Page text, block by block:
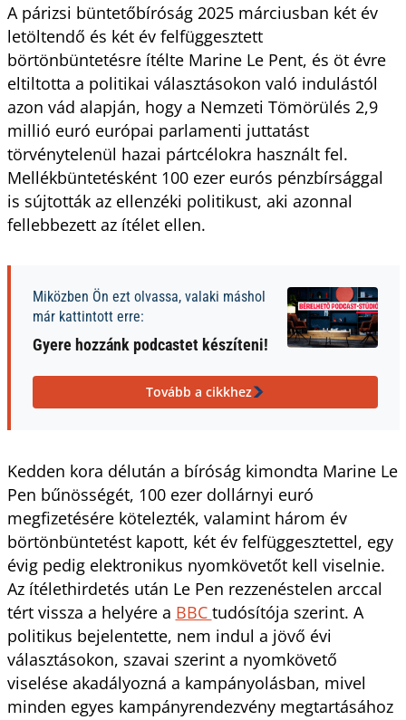
A párizsi büntetőbíróság 2025 márciusban két év
letöltendő és két év felfüggesztett
börtönbüntetésre ítélte Marine Le Pent, és öt évre
eltiltotta a politikai választásokon való indulástól
azon vád alapján, hogy a Nemzeti Tömörülés 2,9
millió euró európai parlamenti juttatást
törvénytelenül hazai pártcélokra használt fel.
Mellékbüntetésként 100 ezer eurós pénzbírsággal
is sújtották az ellenzéki politikust, aki azonnal
fellebbezett az ítélet ellen.
Miközben Ön ezt olvassa, valaki máshol
már kattintott erre:
Gyere hozzánk podcastet készíteni!
Tovább a cikkhez
Kedden kora délután a bíróság kimondta Marine Le
Pen bűnösségét, 100 ezer dollárnyi euró
megfizetésére kötelezték, valamint három év
börtönbüntetést kapott, két év felfüggesztettel, egy
évig pedig elektronikus nyomkövetőt kell viselnie.
Az ítélethirdetés után Le Pen rezzenéstelen arccal
tért vissza a helyére a BBC tudósítója szerint. A
politikus bejelentette, nem indul a jövő évi
választásokon, szavai szerint a nyomkövető
viselése akadályozná a kampányolásban, mivel
minden egyes kampányrendezvény megtartásához